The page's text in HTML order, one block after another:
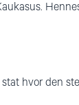
hvor den